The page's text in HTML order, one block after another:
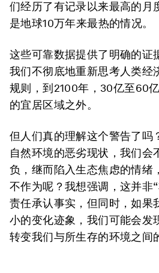
们经历了有记录以来最高的月
是地球10万年来最热的情况。
这些可靠数据提供了明确的证
我们不彻底地重新思考人类经
规则，到2100年，30亿至60
的宜居区域之外。
但人们真的理解这个警告了吗
自然环境的恶劣现状，我们会
负，继而陷入生态焦虑的情绪
不作为呢？我想强调，这并非
责任承认事实，但同时，如果
小的变化迹象，我们可能会发
转变我们与所生存的环境之间